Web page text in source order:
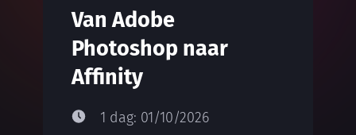
Van Adobe
Photoshop naar
Affinity
1 dag: 01/10/2026